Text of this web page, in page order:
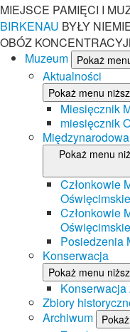
MIEJSCE PAMIĘCI I
BIRKENAU BYŁY
OBÓZ
Muzeum
Pokaż
Aktualności
Pokaż menu
Miesięcznik
miesięcznik
Pokaż menu
Członkowie
Członkowie
Posiedzenia
Konserwacja
Pokaż menu
Konserwacja
Zbiory
Archiwum